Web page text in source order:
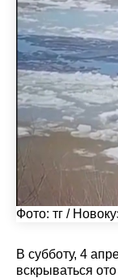
Фото: тг /
В субботу, 4
вскрываться